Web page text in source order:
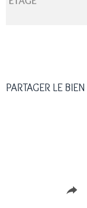
PARTAGER LE BIEN